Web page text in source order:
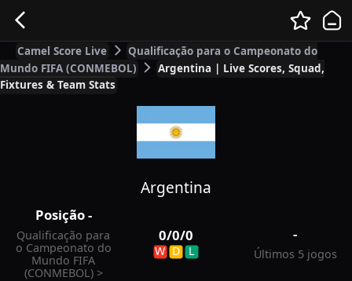
Camel Score Live
Qualificação para o Campeonato do
Mundo FIFA (CONMEBOL)
Argentina | Live Scores, Squad,
Fixtures & Team Stats
Argentina
Posição-
Qualificação para
o Campeonato do
Mundo FIFA
(CONMEBOL)>
0/0/0
W D L
-
Últimos 5 jogos